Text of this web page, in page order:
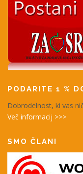
PODARITE 1 %
Dobrodelnost, ki vas
Več informacij >>>
SMO ČLANI